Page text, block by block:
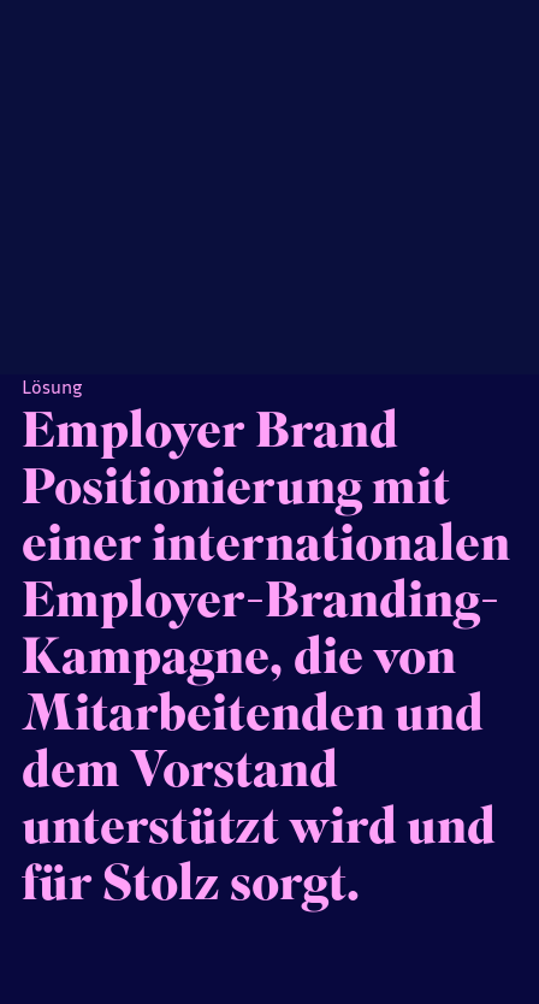
Lösung
Employer Brand
Positionierung mit
einer internationalen
Employer-Branding-
Kampagne, die von
Mitarbeitenden und
dem Vorstand
unterstützt wird und
für Stolz sorgt.